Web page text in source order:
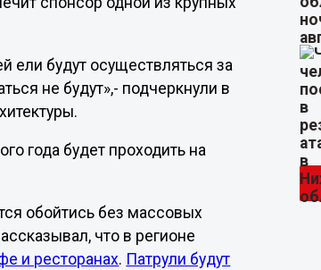
ели будут осуществляться за
не будут»,- подчеркнули в
года будет проходить на
обойтись без массовых
что в регионе
и ресторанах. Патрули будут